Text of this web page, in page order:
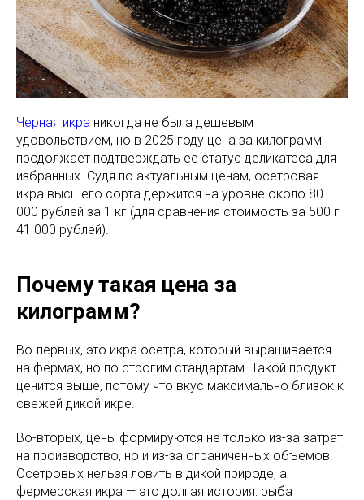
Черная икра никогда не была дешевым
удовольствием, но в 2025 году цена за килограмм
продолжает подтверждать ее статус деликатеса для
избранных. Судя по актуальным ценам, осетровая
икра высшего сорта держится на уровне около 80
000 рублей за 1 кг (для сравнения стоимость за 500 г
41 000 рублей).
Почему такая цена за
килограмм?
Во-первых, это икра осетра, который выращивается
на фермах, но по строгим стандартам. Такой продукт
ценится выше, потому что вкус максимально близок к
свежей дикой икре.
Во-вторых, цены формируются не только из-за затрат
на производство, но и из-за ограниченных объемов.
Осетровых нельзя ловить в дикой природе, а
фермерская икра — это долгая история: рыба